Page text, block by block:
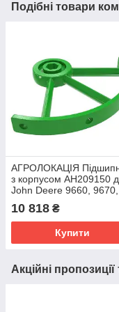
Подібні товари
АГРОЛОКАЦІЯ
з корпусом AH209150
John Deere 9660, 9670,
9770, 9860, S660,
S680, S690
10 818 ₴
Купити
Акційні